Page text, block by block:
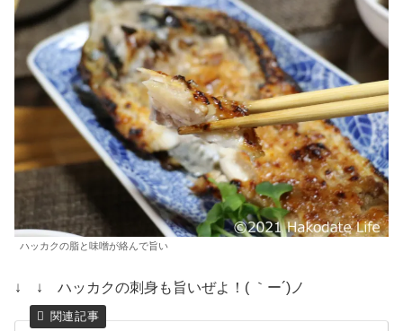
ハッカクの脂と味噌が絡んで旨い
↓ ↓ ハッカクの刺身も旨いぜよ！( ｀ー´)ノ